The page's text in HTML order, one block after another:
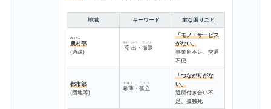
地域 キーワード 主な困りごと
農村
のうそん
部
(過疎)
流出
りゅうしゅつ
・ 撤退
てったい
「モノ・サービス
がない」
事業所不足、交通
不便
都市部
(団地等)
希薄
きはく
・ 孤立
こりつ
「つながりがな
い」
近所付き合い不
足、孤独死